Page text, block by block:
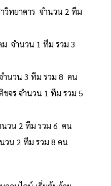
วิทยาคาร จำนวน 2 ทีม
ม จำนวน 1 ทีม รวม 3
ำนวน 3 ทีม รวม 8 คน
ขจร จำนวน 1 ทีม รวม 5
วน 2 ทีม รวม 6 คน
วน 2 ทีม รวม 8 คน